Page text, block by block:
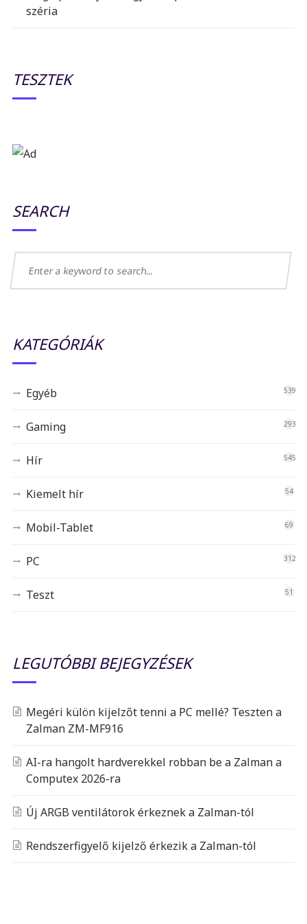
széria
TESZTEK
SEARCH
KATEGÓRIÁK
Egyéb 539
Gaming 293
Hír 545
Kiemelt hír 54
Mobil-Tablet 69
PC 312
Teszt 51
LEGUTÓBBI BEJEGYZÉSEK
Megéri külön kijelzőt tenni a PC mellé? Teszten a
Zalman ZM-MF916
AI-ra hangolt hardverekkel robban be a Zalman a
Computex 2026-ra
Új ARGB ventilátorok érkeznek a Zalman-tól
Rendszerfigyelő kijelző érkezik a Zalman-tól